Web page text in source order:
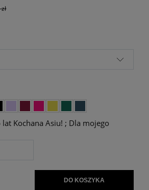
lat Kochana Asiu! ; Dla mojego
DO KOSZYKA